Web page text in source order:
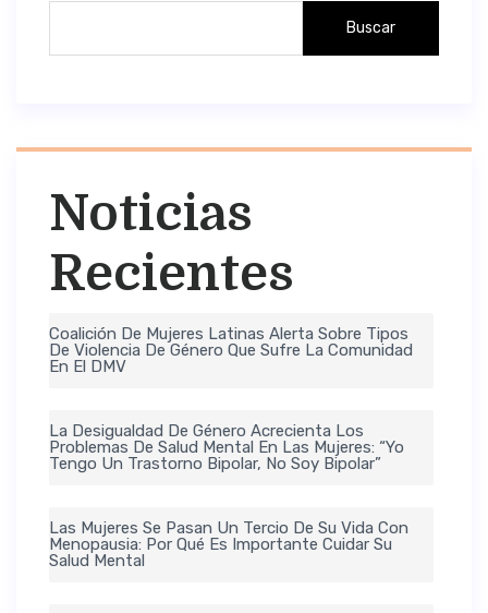
Buscar
Noticias
Recientes
Coalición De Mujeres Latinas Alerta Sobre Tipos
De Violencia De Género Que Sufre La Comunidad
En El DMV
La Desigualdad De Género Acrecienta Los
Problemas De Salud Mental En Las Mujeres: “Yo
Tengo Un Trastorno Bipolar, No Soy Bipolar”
Las Mujeres Se Pasan Un Tercio De Su Vida Con
Menopausia: Por Qué Es Importante Cuidar Su
Salud Mental